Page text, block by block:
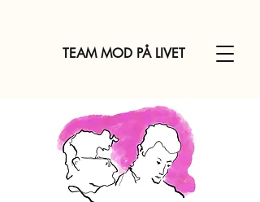
TEAM MOD PÅ LIVET